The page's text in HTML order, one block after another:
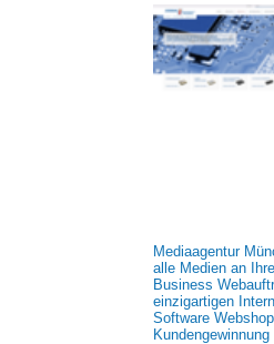
Mediaagentur
alle Medien an
Business
einzigartigen
Software